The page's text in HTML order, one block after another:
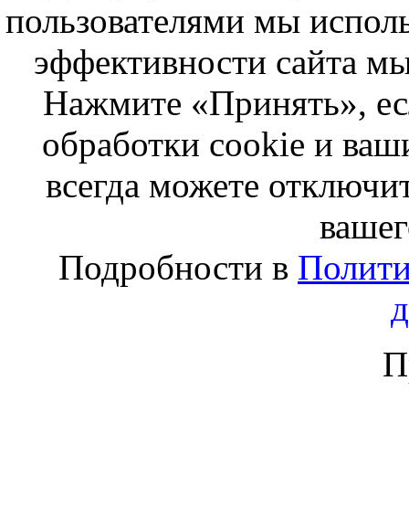
пользователями мы
эффективности сайта
Нажмите «Принять»,
обработки cookie и
всегда можете
Подробности в